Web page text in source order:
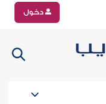
دخول